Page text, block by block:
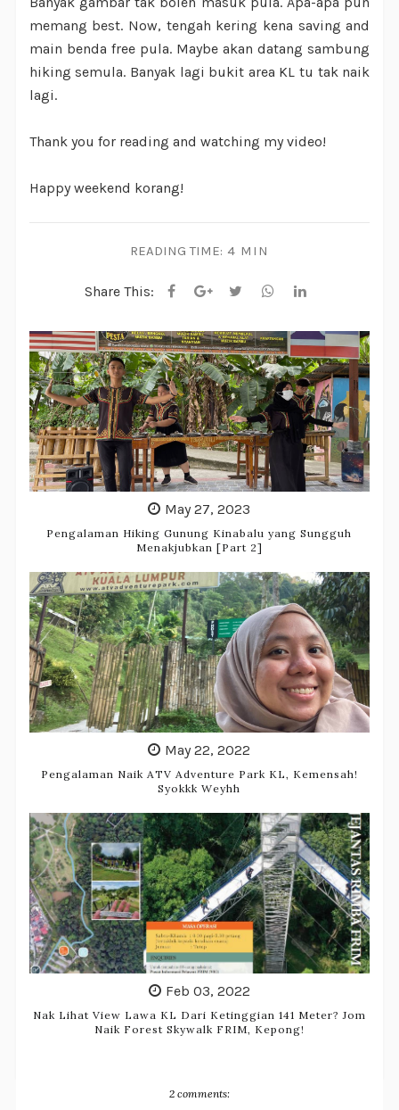
memang best. Now, tengah kering kena saving and
main benda free pula. Maybe akan datang sambung
hiking semula. Banyak lagi bukit area KL tu tak naik
lagi.
Thank you for reading and watching my video!
Happy weekend korang!
READING TIME: 4 MIN
Share This:
May 27, 2023
Pengalaman Hiking Gunung Kinabalu yang Sungguh
Menakjubkan [Part 2]
May 22, 2022
Pengalaman Naik ATV Adventure Park KL, Kemensah!
Syokkk Weyhh
Feb 03, 2022
Nak Lihat View Lawa KL Dari Ketinggian 141 Meter? Jom
Naik Forest Skywalk FRIM, Kepong!
2 comments: